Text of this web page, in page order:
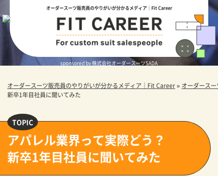
オーダースーツ販売員のやりがいが分かるメディア｜Fit Career
sponsored by 株式会社オーダースーツSADA
オーダースーツ販売員のやりがいが分かるメディア｜Fit Career» オーダース
新卒1年目社員に聞いてみた
アパレル業界って実際どう？
新卒1年目社員に聞いてみた